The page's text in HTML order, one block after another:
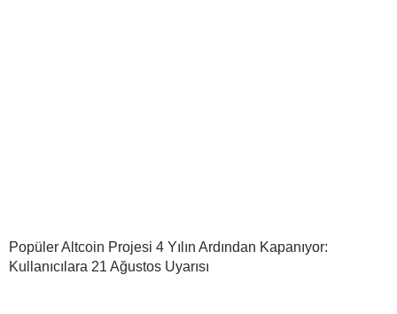
Popüler Altcoin Projesi 4 Yılın Ardından Kapanıyor:
Kullanıcılara 21 Ağustos Uyarısı